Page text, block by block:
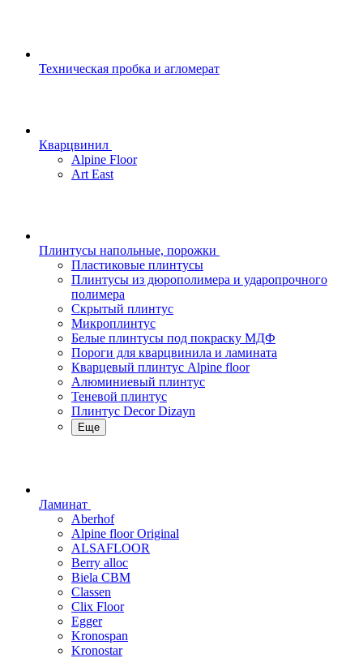
Техническая пробка и агломерат
Кварцвинил
Alpine Floor
Art East
Плинтусы напольные, порожки
Пластиковые плинтусы
Плинтусы из дюрополимера и ударопрочного
полимера
Скрытый плинтус
Микроплинтус
Белые плинтусы под покраску МДФ
Пороги для кварцвинила и ламината
Кварцевый плинтус Alpine floor
Алюминиевый плинтус
Теневой плинтус
Плинтус Decor Dizayn
Еще
Ламинат
Aberhof
Alpine floor Original
ALSAFLOOR
Berry alloc
Biela CBM
Classen
Clix Floor
Egger
Kronospan
Kronostar